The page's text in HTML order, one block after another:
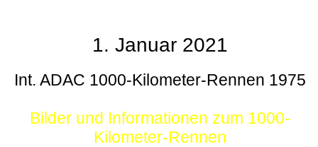
1. Januar 2021
Int. ADAC 1000-Kilometer-Rennen 1975
Bilder und Informationen zum 1000-
Kilometer-Rennen